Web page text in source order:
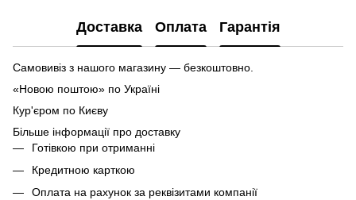
Доставка Оплата Гарантія
Самовивіз з нашого магазину — безкоштовно.
«Новою поштою» по Україні
Кур'єром по Києву
Більше інформації про доставку
Готівкою при отриманні
Кредитною карткою
Оплата на рахунок за реквізитами компанії